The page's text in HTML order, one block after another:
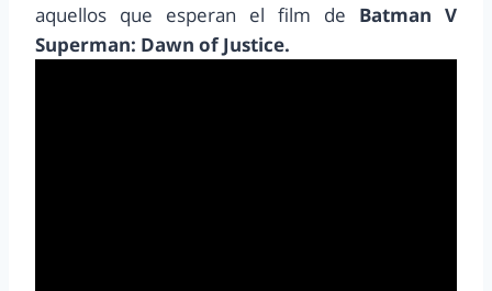
aquellos que esperan el film de Batman V
Superman: Dawn of Justice.